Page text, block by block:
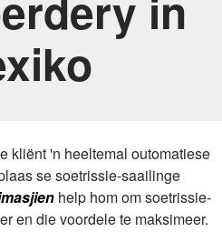
kliënt 'n heeltemal outomatiese
se soetrissie-saailinge
help hom om soetrissie-
en die voordele te maksimeer.